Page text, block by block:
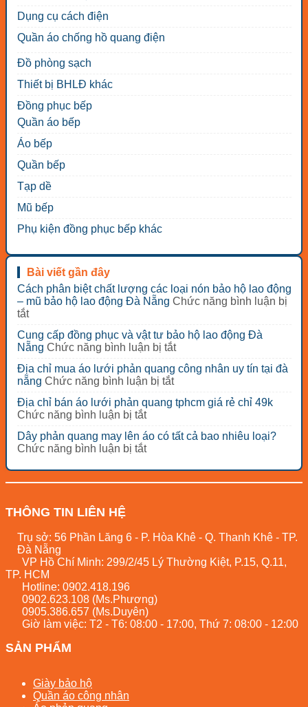
Dụng cụ cách điện
Quần áo chống hồ quang điện
Đồ phòng sạch
Thiết bị BHLĐ khác
Đồng phục bếp
Quần áo bếp
Áo bếp
Quần bếp
Tạp dề
Mũ bếp
Phụ kiện đồng phục bếp khác
Bài viết gần đây
Cách phân biệt chất lượng các loại nón bảo hộ lao động
– mũ bảo hộ lao động Đà Nẵng Chức năng bình luận bị
tắtở
phân
biệt
chất
lượng
các
loại
nón
hộ
lao
–
mũ
hộ
động
Đà
Nẵng
Cung cấp đồng phục và vật tư bảo hộ lao động Đà
Nẵng Chức năng bình luận bị tắtở
cấp
phục
và
tư
lao
động
Địa chỉ mua áo lưới phản quang công nhân uy tín tại đà
nẵng Chức năng bình luận bị tắtở
chỉ
áo
lưới
quang
công
đà
Địa chỉ bán áo lưới phản quang tphcm giá rẻ chỉ 49k
Chức năng bình luận bị tắtở
chỉ
bán
rẻ
49k
Dây phản quang may lên áo có tất cả bao nhiêu loại?
Chức năng bình luận bị tắtở
phản
quang
có
cả
bao
loại?
THÔNG TIN LIÊN HỆ
Trụ sở: 56 Phần Lăng 6 - P. Hòa Khê - Q. Thanh Khê - TP.
Đà Nẵng
VP Hồ Chí Minh: 299/2/45 Lý Thường Kiệt, P.15, Q.11,
TP. HCM
Hotline: 0902.418.196
0902.623.108 (Ms.Phương)
0905.386.657 (Ms.Duyên)
Giờ làm việc: T2 - T6: 08:00 - 17:00, Thứ 7: 08:00 - 12:00
SẢN PHẨM
Giày bảo hộ
Quần áo công nhân